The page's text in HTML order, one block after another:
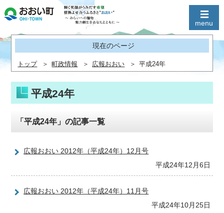
現在のページ
トップ 町政情報 広報おおい 平成24年
平成24年
「平成24年」の記事一覧
広報おおい 2012年（平成24年）12月号
平成24年12月6日
広報おおい 2012年（平成24年）11月号
平成24年10月25日